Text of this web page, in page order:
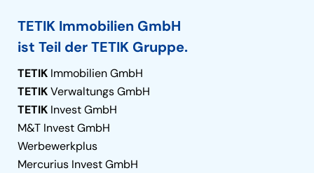
TETIK Immobilien GmbH
ist Teil der TETIK Gruppe.
TETIK Immobilien GmbH
TETIKVerwaltungs GmbH
TETIK Invest GmbH
M&T Invest GmbH
Werbewerkplus
Mercurius Invest GmbH